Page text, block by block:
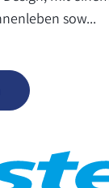
sow...